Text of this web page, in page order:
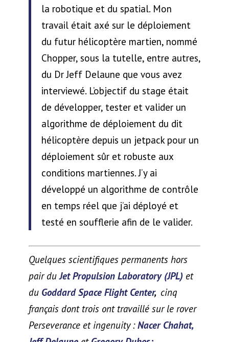
la robotique et du spatial. Mon
travail était axé sur le déploiement
du futur hélicoptère martien, nommé
Chopper, sous la tutelle, entre autres,
du Dr Jeff Delaune que vous avez
interviewé. L’objectif du stage était
de développer, tester et valider un
algorithme de déploiement du dit
hélicoptère depuis un jetpack pour un
déploiement sûr et robuste aux
conditions martiennes. J’y ai
développé un algorithme de contrôle
en temps réel que j’ai déployé et
testé en soufflerie afin de le valider.
Quelques scientifiques permanents hors
pair duJet Propulsion Laboratory (JPL) et
du Goddard Space Flight Center, cinq
français dont trois ont travaillé sur le rover
Perseverance et ingenuity :Nacer Chahat,